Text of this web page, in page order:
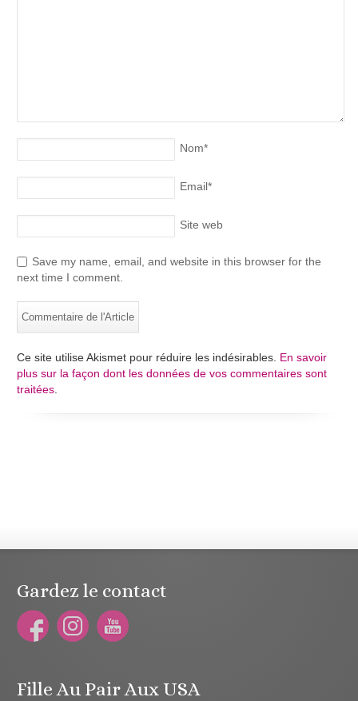
Nom*
Email*
Site web
Save my name, email, and website in this browser for the
next time I comment.
Ce site utilise Akismet pour réduire les indésirables. En savoir
plus sur la façon dont les données de vos commentaires sont
traitées
Gardez le contact
Fille Au Pair Aux USA